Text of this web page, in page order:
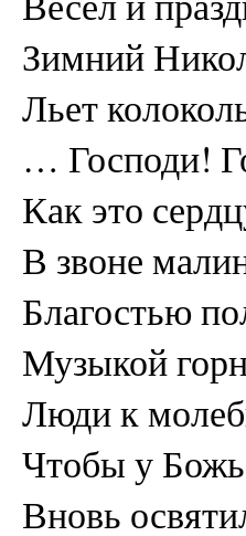
Зимний
Льет
… Господи!
Как это
В звоне
Благостью
Музыкой
Люди к
Чтобы у
Вновь